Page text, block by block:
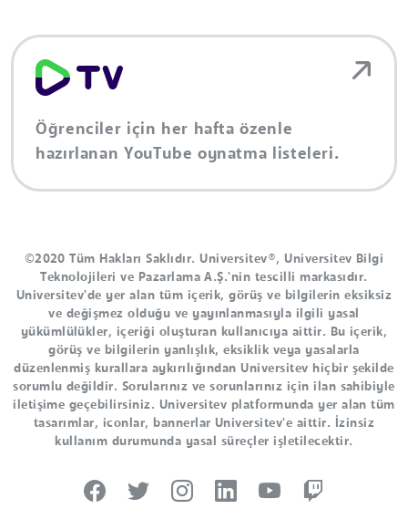
Öğrenciler için her hafta özenle
hazırlanan YouTube oynatma listeleri.
©2020 Tüm Hakları Saklıdır. Universitev®, Universitev Bilgi
Teknolojileri ve Pazarlama A.Ş.'nin tescilli markasıdır.
Universitev'de yer alan tüm içerik, görüş ve bilgilerin eksiksiz
ve değişmez olduğu ve yayınlanmasıyla ilgili yasal
yükümlülükler, içeriği oluşturan kullanıcıya aittir. Bu içerik,
görüş ve bilgilerin yanlışlık, eksiklik veya yasalarla
düzenlenmiş kurallara aykırılığından Universitev hiçbir şekilde
sorumlu değildir. Sorularınız ve sorunlarınız için ilan sahibiyle
iletişime geçebilirsiniz. Universitev platformunda yer alan tüm
tasarımlar, iconlar, bannerlar Universitev'e aittir. İzinsiz
kullanım durumunda yasal süreçler işletilecektir.